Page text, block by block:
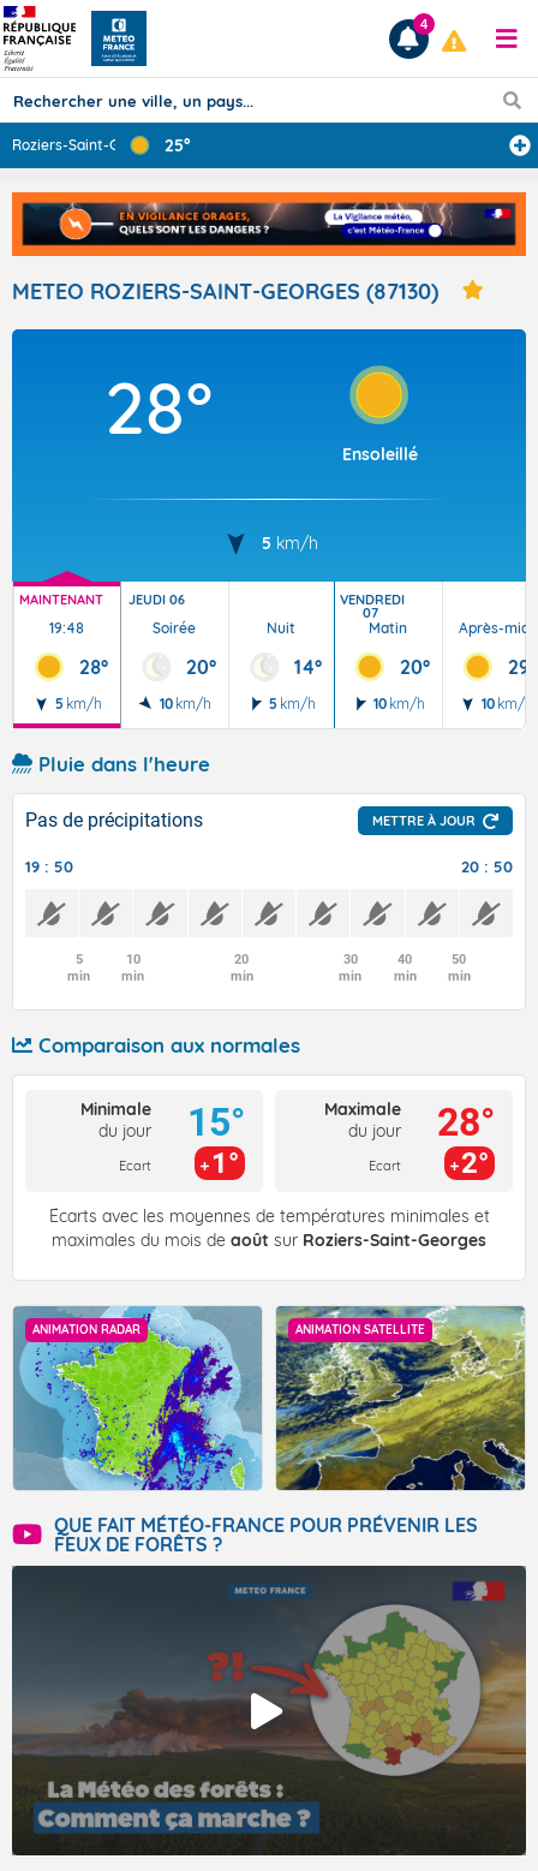
Prévisions
TOUS LES RÉSULTATS
Articles
4
Roziers-Saint-G 25°
METEO ROZIERS-SAINT-GEORGES (87130)
28°
Ensoleillé
5 km/h
MAINTENANT
19:48
28°
5 km/h
JEUDI 06
Soirée
20°
10 km/h
Nuit
14°
5 km/h
VENDREDI
07
Matin
20°
10 km/h
Après-midi
29°
10 km/h
Pluie dans l'heure
Pas de précipitations METTRE À JOUR
19 : 50 20 : 50
5
min
10
min
20
min
30
min
40
min
50
min
Comparaison aux normales
Minimale
du jour
Ecart
15°
1°
Maximale
du jour
Ecart
28°
2°
Écarts avec les moyennes de températures minimales et
maximales du mois de août sur Roziers-Saint-Georges
ANIMATION RADAR ANIMATION SATELLITE
QUE FAIT MÉTÉO-FRANCE POUR PRÉVENIR LES
FEUX DE FORÊTS ?